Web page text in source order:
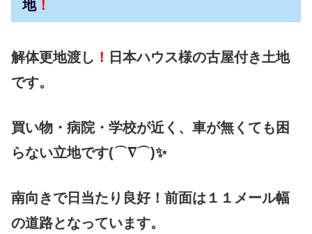
地！
解体更地渡し ！ 日本ハウス様の古屋付き土地
です。
買い物・病院・学校が近く、車が無くても困
らない立地です(⌒∇⌒)✨
南向きで日当たり良好！前面は１１メール幅
の道路となっています。